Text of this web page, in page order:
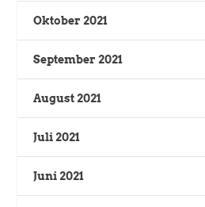
Oktober 2021
September 2021
August 2021
Juli 2021
Juni 2021